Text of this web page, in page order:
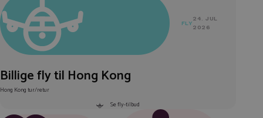
FLY
24. JUL
2026
Billige fly til Hong Kong
Hong Kong tur/retur
Se fly-tilbud